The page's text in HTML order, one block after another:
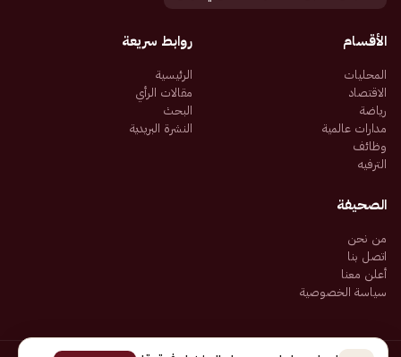
الأقسام
المحليات
الاقتصاد
رياضة
مدارات عالمية
وظائف
الترفيه
روابط سريعة
الرئيسية
مقالات الرأي
البحث
النشرة البريدية
الصحيفة
من نحن
اتصل بنا
أعلن معنا
سياسة الخصوصية